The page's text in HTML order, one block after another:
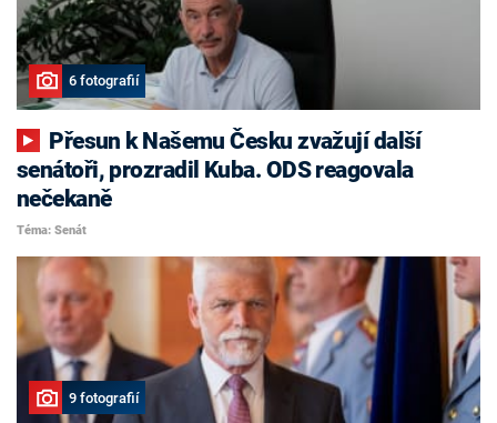
6 fotografií
senátoři, prozradil Kuba. ODS reagovala
nečekaně
Téma: Senát
9 fotografií